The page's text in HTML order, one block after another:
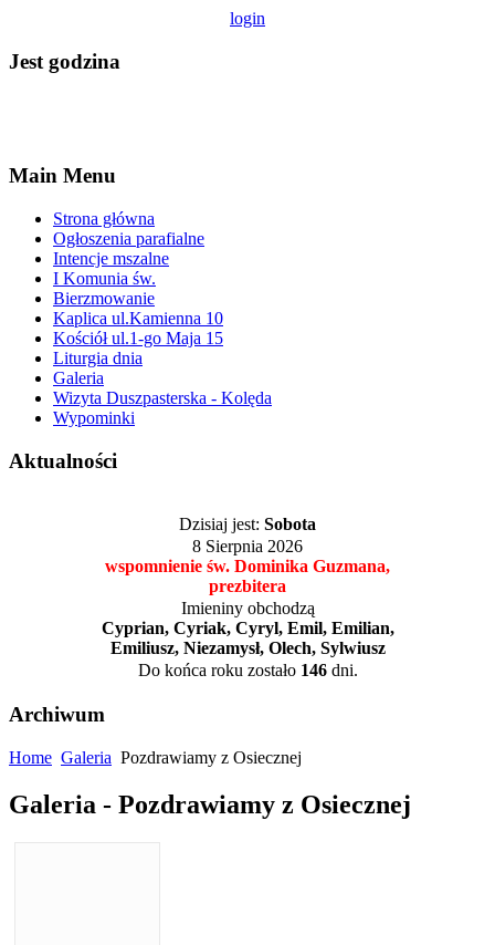
login
Jest godzina
Main Menu
Strona główna
Ogłoszenia parafialne
Intencje mszalne
I Komunia św.
Bierzmowanie
Kaplica ul.Kamienna 10
Kościół ul.1-go Maja 15
Liturgia dnia
Galeria
Wizyta Duszpasterska - Kolęda
Wypominki
Aktualności
Dzisiaj jest: Sobota
8 Sierpnia 2026
wspomnienie św. Dominika Guzmana,
prezbitera
Imieniny obchodzą
Cyprian, Cyriak, Cyryl, Emil, Emilian,
Emiliusz, Niezamysł, Olech, Sylwiusz
Do końca roku zostało 146dni.
Archiwum
Home Galeria Pozdrawiamy z Osiecznej
Galeria - Pozdrawiamy z Osiecznej